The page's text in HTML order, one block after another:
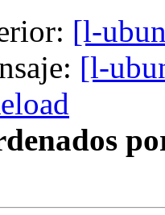
[l-
[l-